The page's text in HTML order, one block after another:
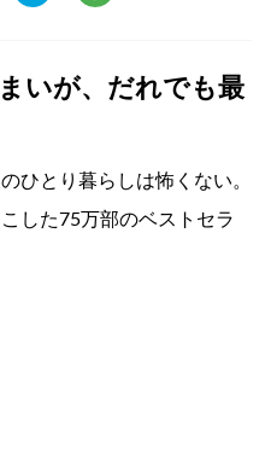
いが、だれでも最
ひとり暮らしは怖くない。
した75万部のベストセラ